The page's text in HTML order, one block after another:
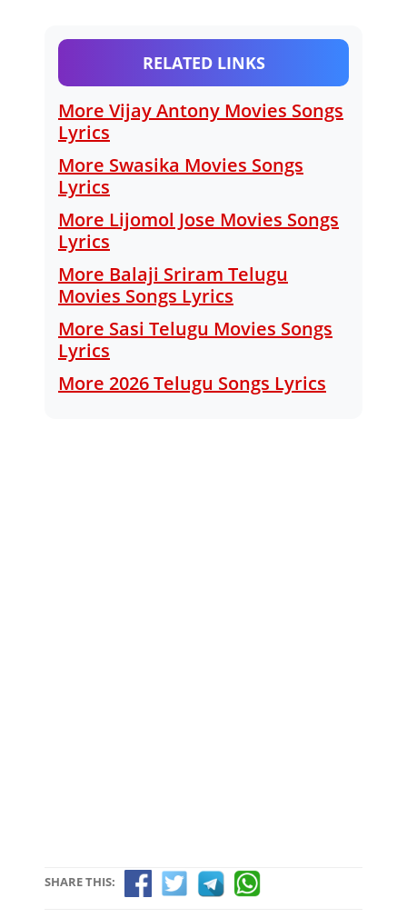
RELATED LINKS
More Vijay Antony Movies Songs
Lyrics
More Swasika Movies Songs
Lyrics
More Lijomol Jose Movies Songs
Lyrics
More Balaji Sriram Telugu
Movies Songs Lyrics
More Sasi Telugu Movies Songs
Lyrics
More 2026 Telugu Songs Lyrics
SHARE THIS: